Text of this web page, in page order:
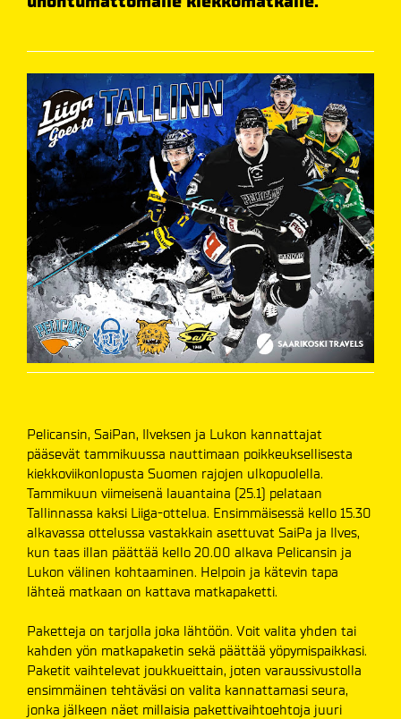
Pelicansin, SaiPan, Ilveksen ja Lukon kannattajat
pääsevät tammikuussa nauttimaan poikkeuksellisesta
kiekkoviikonlopusta Suomen rajojen ulkopuolella.
Tammikuun viimeisenä lauantaina (25.1) pelataan
Tallinnassa kaksi Liiga-ottelua. Ensimmäisessä kello 15.30
alkavassa ottelussa vastakkain asettuvat SaiPa ja Ilves,
kun taas illan päättää kello 20.00 alkava Pelicansin ja
Lukon välinen kohtaaminen. Helpoin ja kätevin tapa
lähteä matkaan on kattava matkapaketti.
Paketteja on tarjolla joka lähtöön. Voit valita yhden tai
kahden yön matkapaketin sekä päättää yöpymispaikkasi.
Paketit vaihtelevat joukkueittain, joten varaussivustolla
ensimmäinen tehtäväsi on valita kannattamasi seura,
jonka jälkeen näet millaisia pakettivaihtoehtoja juuri